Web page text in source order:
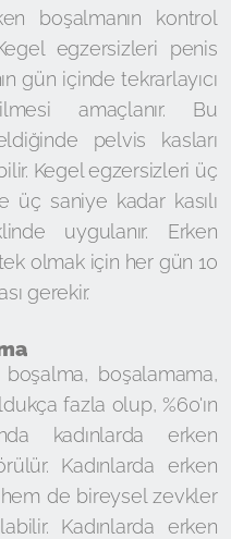
boşalmanın kontrol
egzersizleri penis
gün içinde tekrarlayıcı
amaçlanır. Bu
pelvis kasları
Kegel egzersizleri üç
üç saniye kadar kasılı
uygulanır. Erken
olmak için her gün 10
gerekir.
boşalamama,
fazla olup, %60'ın
kadınlarda erken
Kadınlarda erken
de bireysel zevkler
Kadınlarda erken